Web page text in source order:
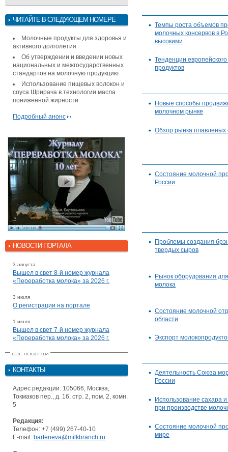
ЧИТАЙТЕ В СЛЕДУЮЩЕМ НОМЕРЕ
Молочные продукты для здоровья и
активного долголетия
Об утверждении и введении новых
национальных и межгосударственных
стандартов на молочную продукцию
Использование пищевых волокон и
соуса Шрирача в технологии масла
пониженной жирности
Подробный анонс
НОВОСТИ ПОРТАЛА
3 августа
Вышел в свет 8-й номер журнала
«Переработка молока» за 2026 г.
3 июля
О регистрации на портале
1 июля
Вышел в свет 7-й номер журнала
«Переработка молока» за 2026 г.
КОНТАКТЫ
Адрес редакции: 105066, Москва,
Токмаков пер., д. 16, стр. 2, пом. 2, комн.
5
Редакция:
Телефон: +7 (499) 267-40-10
E-mail: barteneva@milkbranch.ru
Темпы роста объемов
молочных консервов в
высокими
Тенденции
продуктов
Новые способы
молочном рынке
Обзор рынка плавленых
Состояние молочной
России
Проблемы создания
твердых сыров
Рынок оборудования
молока
Состояние молочной
области
Экспорт
Деятельность Союза
России
Использование сахара
при производстве
Состояние молочной
мире